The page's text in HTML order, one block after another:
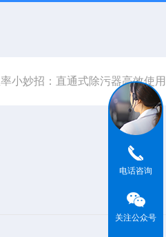
小妙招：直通式除污器高效使
电话咨询
关注公众号